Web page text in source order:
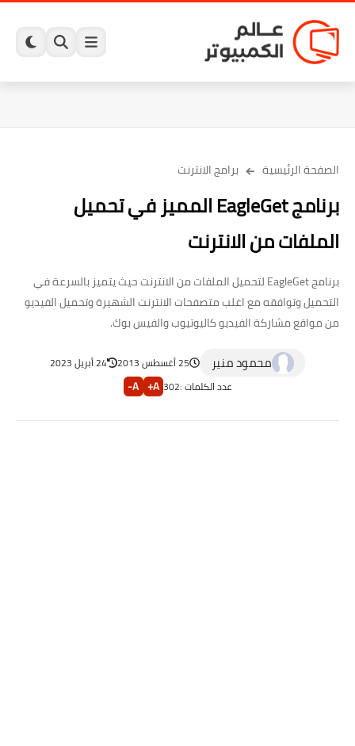
الصفحة الرئيسية برامج الانترنت
برنامج EagleGet المميز في تحميل
الملفات من الانترنت
برنامج EagleGet لتحميل الملفات من الانترنت حيث يتميز بالسرعة في
التحميل وتوافقه مع اغلب متصفحات الانترنت الشهيرة وتحميل الفيديو
من مواقع مشاركة الفيديو كاليوتيوب والفيس بوك.
محمود منير 25 أغسطس 2013
24 أبريل 2023
عدد الكلمات :302
A+
A-